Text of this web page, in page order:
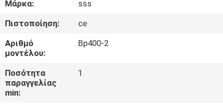
ΜΕ
ΕΜΆΣ
ΕΠΙΣΚΕΨΉ
ΕΡΓΟΣΤΑΣΊΟΥ
Μάρκα:
sss
Πιστοποίηση:
ce
Αριθμό
μοντέλου:
Bp400-2
Ποσότητα
παραγγελίας
min:
1